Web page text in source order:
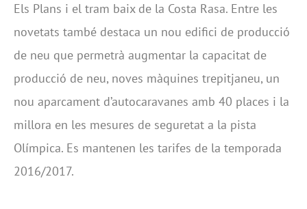
Els Plans i el tram baix de la Costa Rasa. Entre les
novetats també destaca un nou edifici de producció
de neu que permetrà augmentar la capacitat de
producció de neu, noves màquines trepitjaneu, un
nou aparcament d’autocaravanes amb 40 places i la
millora en les mesures de seguretat a la pista
Olímpica. Es mantenen les tarifes de la temporada
2016/2017.